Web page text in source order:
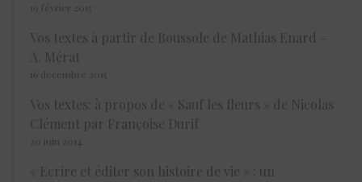
19 février 2015
Vos textes à partir de Boussole de Mathias Enard –
A. Mérat
16 décembre 2015
Vos textes: à propos de « Sauf les fleurs » de Nicolas
Clément par Françoise Durif
20 juin 2014
« Ecrire et éditer son histoire de vie » : un